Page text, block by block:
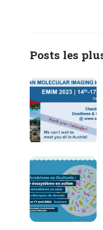
Posts les